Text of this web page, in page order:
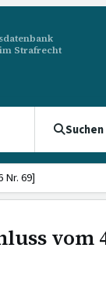
Strafrecht
Suchen
Nr. 69]
vom